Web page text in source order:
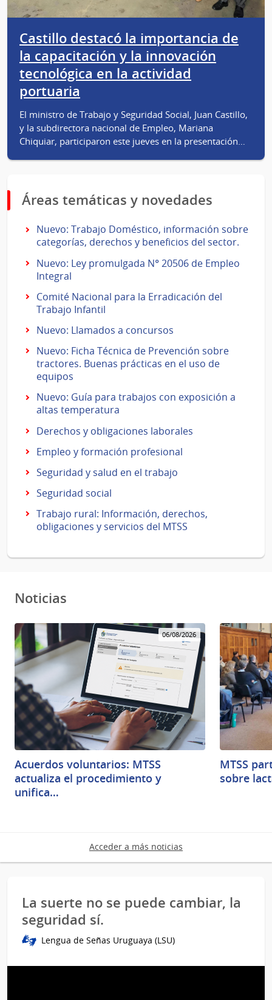
Castillo destacó la importancia de
la capacitación y la innovación
tecnológica en la actividad
portuaria
El ministro de Trabajo y Seguridad Social, Juan Castillo,
y la subdirectora nacional de Empleo, Mariana
Chiquiar, participaron este jueves en la presentación…
Áreas temáticas y novedades
Nuevo: Trabajo Doméstico, información sobre
categorías, derechos y beneficios del sector.
Nuevo: Ley promulgada N° 20506 de Empleo
Integral
Comité Nacional para la Erradicación del
Trabajo Infantil
Nuevo: Llamados a concursos
Nuevo: Ficha Técnica de Prevención sobre
tractores. Buenas prácticas en el uso de
equipos
Nuevo: Guía para trabajos con exposición a
altas temperatura
Derechos y obligaciones laborales
Empleo y formación profesional
Seguridad y salud en el trabajo
Seguridad social
Trabajo rural: Información, derechos,
obligaciones y servicios del MTSS
Noticias
06/08/2026
Acuerdos voluntarios: MTSS
actualiza el procedimiento y
unifica…
MTSS
sobre
Acceder a más noticias
La suerte no se puede cambiar, la
seguridad sí.
Lengua de Señas Uruguaya (LSU)